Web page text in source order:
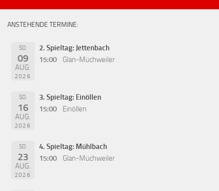
ANSTEHENDE TERMINE:
SO.
09
AUG.
2026
2. Spieltag: Jettenbach
15:00
Glan-Müchweiler
SO.
16
AUG.
2026
3. Spieltag: Einöllen
15:00
Einöllen
SO.
23
AUG.
2026
4. Spieltag: Mühlbach
15:00
Glan-Müchweiler